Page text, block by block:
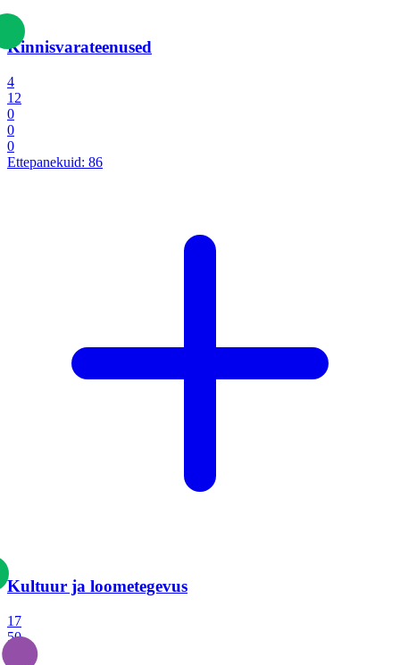
Kinnisvarateenused
4
12
0
0
0
Ettepanekuid: 86
Kultuur ja loometegevus
17
50